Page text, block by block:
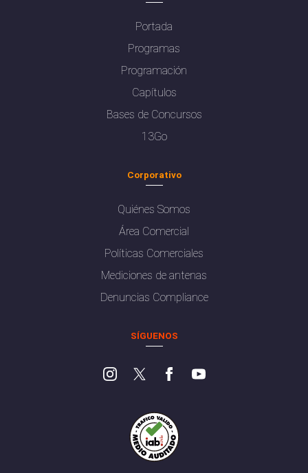
Portada
Programas
Programación
Capítulos
Bases de Concursos
13Go
Corporativo
Quiénes Somos
Área Comercial
Políticas Comerciales
Mediciones de antenas
Denuncias Compliance
SÍGUENOS